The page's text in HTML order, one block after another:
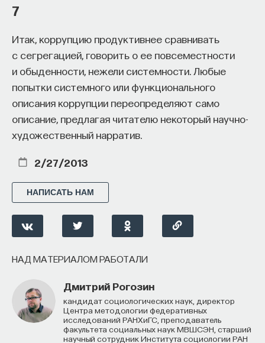
7
Итак, коррупцию продуктивнее сравнивать
с сегрегацией, говорить о ее повсеместности
и обыденности, нежели системности. Любые
попытки системного или функционального
описания коррупции переопределяют само
описание, предлагая читателю некоторый научно-
художественный нарратив.
2/27/2013
НАПИСАТЬ НАМ
НАД МАТЕРИАЛОМ РАБОТАЛИ
Дмитрий Рогозин
кандидат социологических наук, директор
Центра методологии федеративных
исследований РАНХиГС, преподаватель
факультета социальных наук МВШСЭН, старший
научный сотрудник Института социологии РАН